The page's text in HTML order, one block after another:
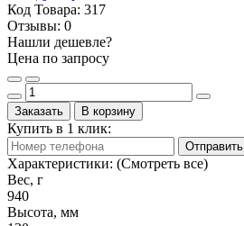
Код Товара: 317
Отзывы: 0
Нашли дешевле?
Цена по запросу
Заказать В корзину
Купить в 1 клик:
Отправить
Характеристики: (Смотреть все)
Вес, г
940
Высота, мм